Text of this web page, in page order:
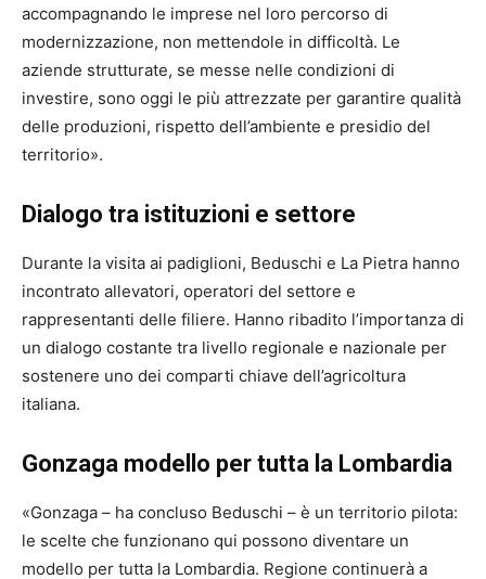
accompagnando le imprese nel loro percorso di
modernizzazione, non mettendole in difficoltà. Le
aziende strutturate, se messe nelle condizioni di
investire, sono oggi le più attrezzate per garantire qualità
delle produzioni, rispetto dell’ambiente e presidio del
territorio».
Dialogo tra istituzioni e settore
Durante la visita ai padiglioni, Beduschi e La Pietra hanno
incontrato allevatori, operatori del settore e
rappresentanti delle filiere. Hanno ribadito l’importanza di
un dialogo costante tra livello regionale e nazionale per
sostenere uno dei comparti chiave dell’agricoltura
italiana.
Gonzaga modello per tutta la Lombardia
«Gonzaga – ha concluso Beduschi – è un territorio pilota:
le scelte che funzionano qui possono diventare un
modello per tutta la Lombardia. Regione continuerà a